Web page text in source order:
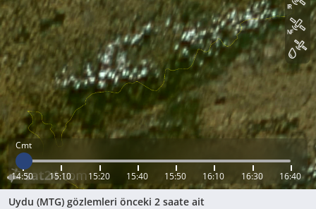
Cmt
14:50 15:10 15:20 15:40 15:50 16:10 16:30 16:40
Uydu (MTG) gözlemleri önceki 2 saate ait